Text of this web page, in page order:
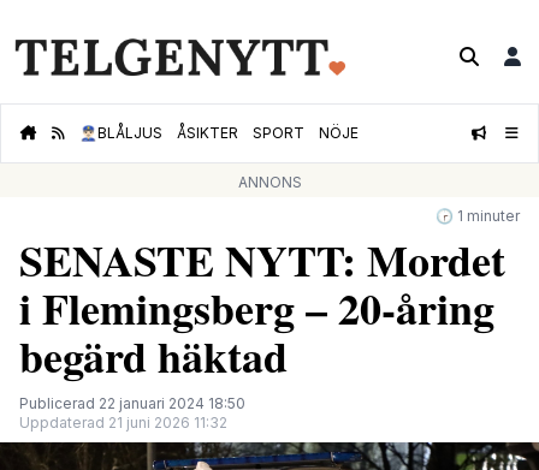
👮🏻‍♂️BLÅLJUS ÅSIKTER SPORT NÖJE
ANNONS
🕝 1 minuter
SENASTE NYTT: Mordet
i Flemingsberg – 20-åring
begärd häktad
Publicerad 22 januari 2024 18:50
Uppdaterad 21 juni 2026 11:32